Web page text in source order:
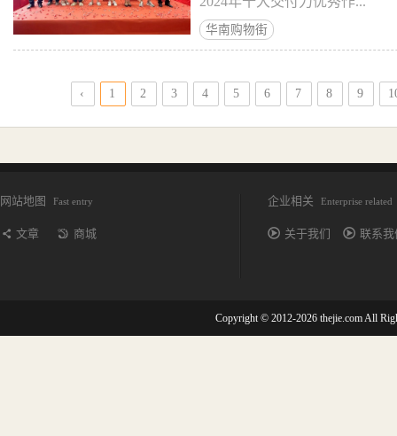
华南购物街
‹ 1 2 3 4 5 6 7 8 9
网站地图 Fast entry
文章 商城
企业相关 Enterprise related
关于我们 联系我
Copyright © 2012-2026 thejie.com All